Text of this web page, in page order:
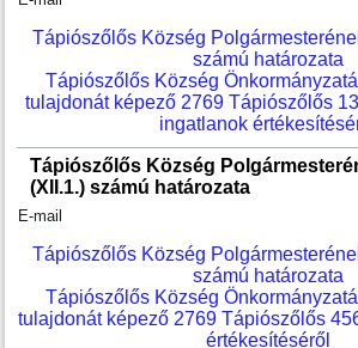
Tápiószőlős Község
számú határozata
Tápiószőlős Község
tulajdonát képező 2769 Tápiószőlős
ingatlanok
Tápiószőlős Község
(XII.1.) számú határozata
E-mail
Tápiószőlős Község
számú határozata
Tápiószőlős Község
tulajdonát képező 2769 Tápiószőlős
értékesítéséről